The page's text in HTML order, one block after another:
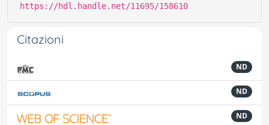
https://hdl.handle.net/11695/158610
Citazioni
ND
ND
ND